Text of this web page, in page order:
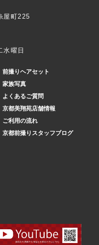
屋町225
水曜日
前撮りヘアセット
家族写真
よくあるご質問
京都美翔苑店舗情報
ご利用の流れ
京都前撮りスタッフブログ